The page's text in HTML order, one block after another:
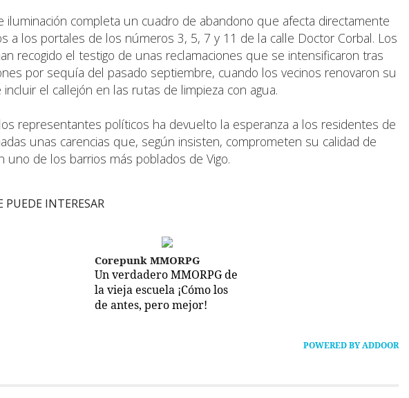
iluminación completa un cuadro de abandono que afecta directamente
a los portales de los números 3, 5, 7 y 11 de la calle Doctor Corbal. Los
recogido el testigo de unas reclamaciones que se intensificaron tras
por sequía del pasado septiembre, cuando los vecinos renovaron su
incluir el callejón en las rutas de limpieza con agua.
representantes políticos ha devuelto la esperanza a los residentes de
unas carencias que, según insisten, comprometen su calidad de
uno de los barrios más poblados de Vigo.
INTERESAR
Corepunk MMORPG
Un verdadero MMORPG de
la vieja escuela ¡Cómo los
de antes, pero mejor!
POWERED BY ADDOOR